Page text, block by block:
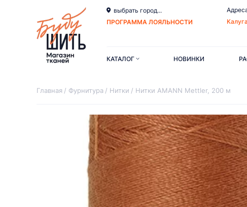
выбрать город...
ПРОГРАММА ЛОЯЛЬНОСТИ
КАТАЛОГ НОВИНКИ
Главная Фурнитура Нитки Нитки AMANN Mettler, 200 м